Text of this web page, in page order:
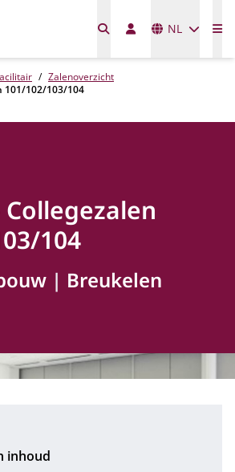
NL
Zalenoverzicht
101/102/103/104
Collegezalen
104
Breukelen
inhoud